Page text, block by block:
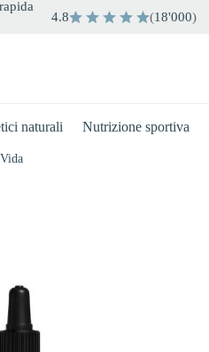
4.8 (18'000)
naturali Nutrizione sportiva